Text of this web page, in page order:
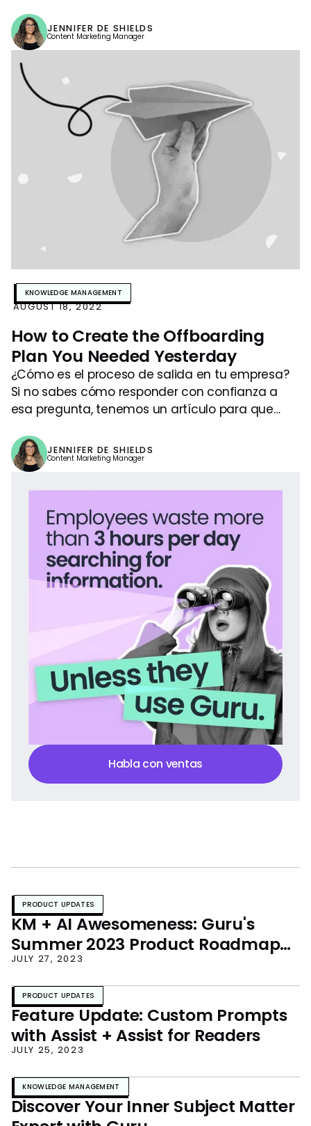
JENNIFER DE SHIELDS
Content Marketing Manager
KNOWLEDGE MANAGEMENT
AUGUST 18, 2022
How to Create the Offboarding
Plan You Needed Yesterday
¿Cómo es el proceso de salida en tu empresa?
Si no sabes cómo responder con confianza a
esa pregunta, tenemos un artículo para que
JENNIFER DE SHIELDS
Content Marketing Manager
Habla con ventas
PRODUCT UPDATES
KM + AI Awesomeness: Guru's
Summer 2023 Product Roadmap
Unveiled!
JULY 27, 2023
PRODUCT UPDATES
Feature Update: Custom Prompts
with Assist + Assist for Readers
JULY 25, 2023
KNOWLEDGE MANAGEMENT
Discover Your Inner Subject Matter